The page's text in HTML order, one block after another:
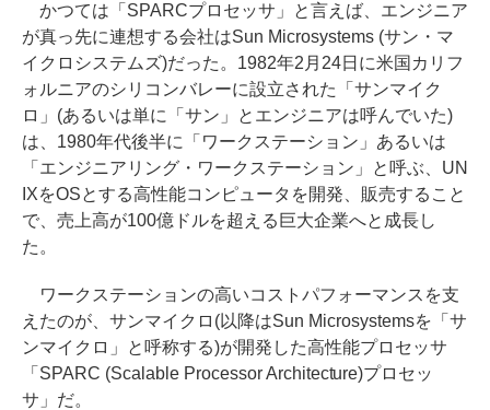
かつては「SPARCプロセッサ」と言えば、エンジニア
が真っ先に連想する会社はSun Microsystems (サン・マ
イクロシステムズ)だった。1982年2月24日に米国カリフ
ォルニアのシリコンバレーに設立された「サンマイク
ロ」(あるいは単に「サン」とエンジニアは呼んでいた)
は、1980年代後半に「ワークステーション」あるいは
「エンジニアリング・ワークステーション」と呼ぶ、UN
IXをOSとする高性能コンピュータを開発、販売すること
で、売上高が100億ドルを超える巨大企業へと成長し
た。
ワークステーションの高いコストパフォーマンスを支
えたのが、サンマイクロ(以降はSun Microsystemsを「サ
ンマイクロ」と呼称する)が開発した高性能プロセッサ
「SPARC (Scalable Processor Architecture)プロセッ
サ」だ。